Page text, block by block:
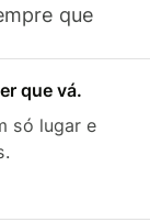
que
que vá.
só lugar e